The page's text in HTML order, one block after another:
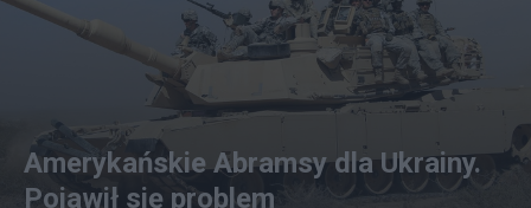
Amerykańskie Abramsy dla Ukrainy.
Pojawił się problem